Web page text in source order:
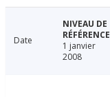
Date
1 janvier
2008